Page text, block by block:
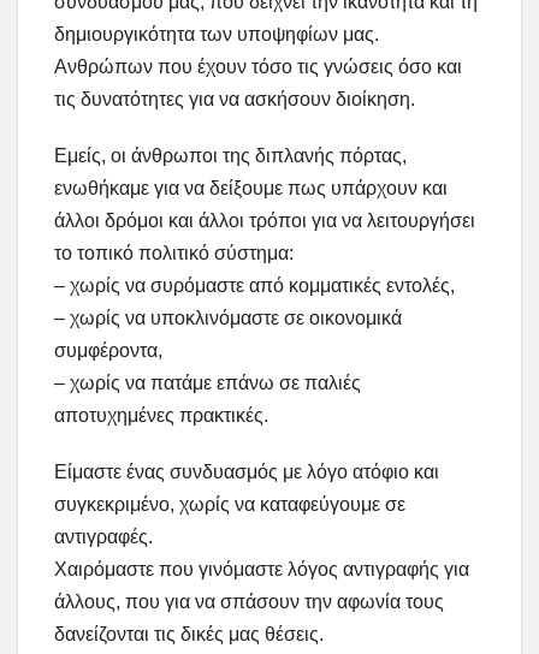
δημιουργικότητα των υποψηφίων μας.
Ανθρώπων που έχουν τόσο τις γνώσεις όσο και
τις δυνατότητες για να ασκήσουν διοίκηση.
Εμείς, οι άνθρωποι της διπλανής πόρτας,
ενωθήκαμε για να δείξουμε πως υπάρχουν και
άλλοι δρόμοι και άλλοι τρόποι για να λειτουργήσει
το τοπικό πολιτικό σύστημα:
– χωρίς να συρόμαστε από κομματικές εντολές,
– χωρίς να υποκλινόμαστε σε οικονομικά
συμφέροντα,
– χωρίς να πατάμε επάνω σε παλιές
αποτυχημένες πρακτικές.
Είμαστε ένας συνδυασμός με λόγο ατόφιο και
συγκεκριμένο, χωρίς να καταφεύγουμε σε
αντιγραφές.
Χαιρόμαστε που γινόμαστε λόγος αντιγραφής για
άλλους, που για να σπάσουν την αφωνία τους
δανείζονται τις δικές μας θέσεις.